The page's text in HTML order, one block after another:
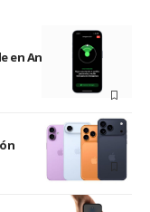
en Andorra e